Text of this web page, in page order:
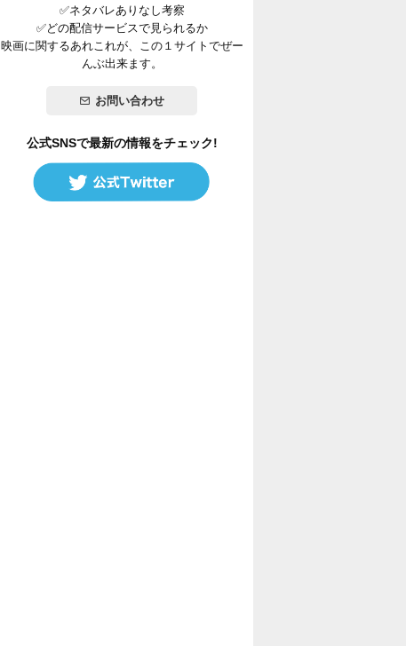
✅ネタバレありなし考察
✅どの配信サービスで見られるか
映画に関するあれこれが、この１サイトでぜー
んぶ出来ます。
お問い合わせ
公式SNSで最新の情報をチェック!